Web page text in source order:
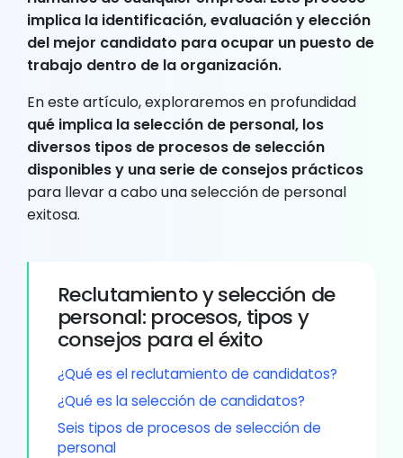
implica la identificación, evaluación y elección
del mejor candidato para ocupar un puesto de
trabajo dentro de la organización.
En este artículo, exploraremos en profundidad
qué implica la selección de personal, los
diversos tipos de procesos de selección
disponibles y una serie de consejos prácticos
para llevar a cabo una selección de personal
exitosa.
Reclutamiento y selección de
personal: procesos, tipos y
consejos para el éxito
¿Qué es el reclutamiento de candidatos?
¿Qué es la selección de candidatos?
Seis tipos de procesos de selección de
personal